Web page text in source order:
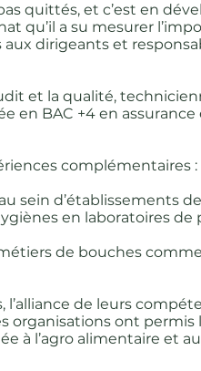
quittés, et c’est en
qu’il a su mesurer
aux dirigeants et
et la qualité,
en BAC +4 en
complémentaires :
sein d’établissements
en laboratoires
de bouches
l’alliance de leurs
organisations ont permis
à l’agro alimentaire et